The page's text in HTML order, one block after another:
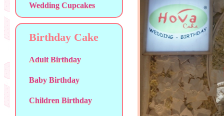
Wedding Cupcakes
Birthday Cake
Adult Birthday
Baby Birthday
Children Birthday